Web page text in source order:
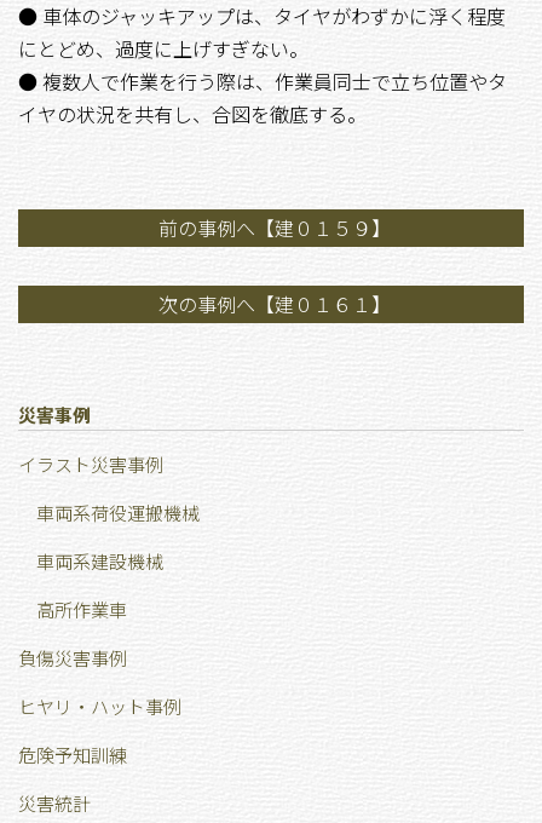
● 車体のジャッキアップは、タイヤがわずかに浮く程度
にとどめ、過度に上げすぎない。
● 複数人で作業を行う際は、作業員同士で立ち位置やタ
イヤの状況を共有し、合図を徹底する。
前の事例へ【建０１５９】
次の事例へ【建０１６１】
災害事例
イラスト災害事例
車両系荷役運搬機械
車両系建設機械
高所作業車
負傷災害事例
ヒヤリ・ハット事例
危険予知訓練
災害統計